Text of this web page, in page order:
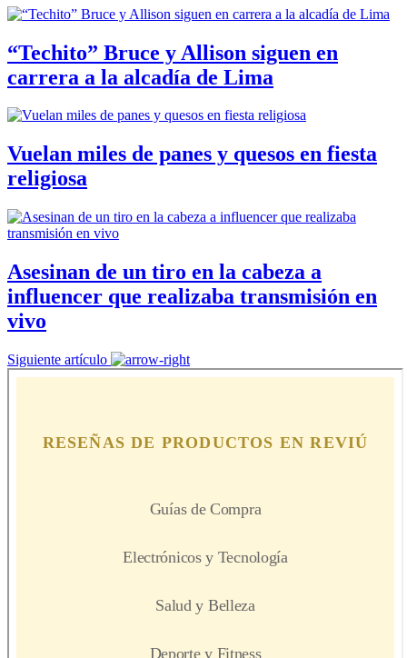
“Techito” Bruce y Allison siguen en
carrera a la alcadía de Lima
Vuelan miles de panes y quesos en fiesta
religiosa
Asesinan de un tiro en la cabeza a
influencer que realizaba transmisión en
vivo
Siguiente artículo